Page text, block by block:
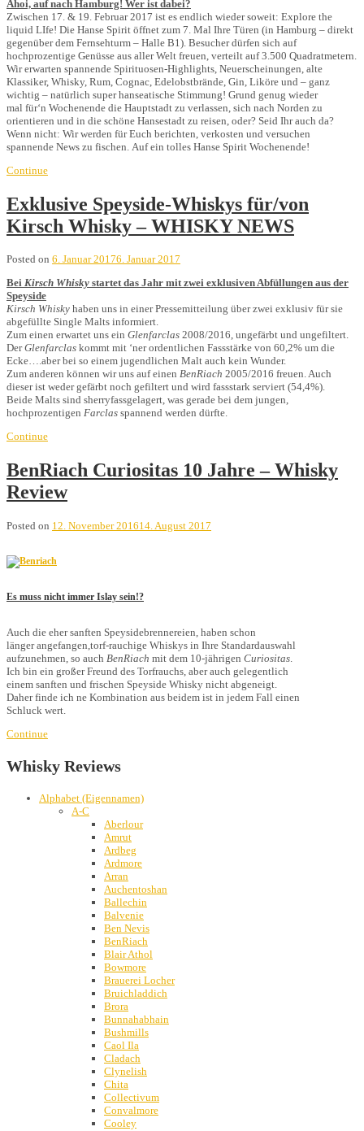
Ahoi, auf nach Hamburg! Wer ist dabei?
Zwischen 17. & 19. Februar 2017 ist es endlich wieder soweit: Explore the
liquid LIfe! Die Hanse Spirit öffnet zum 7. Mal Ihre Türen (in Hamburg – direkt
gegenüber dem Fernsehturm – Halle B1). Besucher dürfen sich auf
hochprozentige Genüsse aus aller Welt freuen, verteilt auf 3.500 Quadratmetern.
Wir erwarten spannende Spirituosen-Highlights, Neuerscheinungen, alte
Klassiker, Whisky, Rum, Cognac, Edelobstbrände, Gin, Liköre und – ganz
wichtig – natürlich super hanseatische Stimmung! Grund genug wieder
mal für‘n Wochenende die Hauptstadt zu verlassen, sich nach Norden zu
orientieren und in die schöne Hansestadt zu reisen, oder? Seid Ihr auch da?
Wenn nicht: Wir werden für Euch berichten, verkosten und versuchen
spannende News zu fischen. Auf ein tolles Hanse Spirit Wochenende!
Continue
Exklusive Speyside-Whiskys für/von
Kirsch Whisky – WHISKY NEWS
Posted on 6. Januar 20176. Januar 2017
Bei Kirsch Whisky startet das Jahr mit zwei exklusiven Abfüllungen aus der
Speyside
Kirsch Whisky haben uns in einer Pressemitteilung über zwei exklusiv für sie
abgefüllte Single Malts informiert.
Zum einen erwartet uns ein Glenfarclas 2008/2016, ungefärbt und ungefiltert.
DerGlenfarclas kommt mit ‘ner ordentlichen Fassstärke von 60,2% um die
Ecke….aber bei so einem jugendlichen Malt auch kein Wunder.
Zum anderen können wir uns auf einen BenRiach 2005/2016 freuen. Auch
dieser ist weder gefärbt noch gefiltert und wird fassstark serviert (54,4%).
Beide Malts sind sherryfassgelagert, was gerade bei dem jungen,
hochprozentigen Farclas spannend werden dürfte.
Continue
BenRiach Curiositas 10 Jahre – Whisky
Review
Posted on 12. November 201614. August 2017
Es muss nicht immer Islay sein!?
Auch die eher sanften Speysidebrennereien, haben schon
länger angefangen,torf-rauchige Whiskys in Ihre Standardauswahl
aufzunehmen, so auch BenRiach mit dem 10-jährigen Curiositas.
Ich bin ein großer Freund des Torfrauchs, aber auch gelegentlich
einem sanften und frischen Speyside Whisky nicht abgeneigt.
Daher finde ich ne Kombination aus beidem ist in jedem Fall einen
Schluck wert.
Continue
Whisky Reviews
Alphabet (Eigennamen)
A-C
Aberlour
Amrut
Ardbeg
Ardmore
Arran
Auchentoshan
Ballechin
Balvenie
Ben Nevis
BenRiach
Blair Athol
Bowmore
Brauerei Locher
Bruichladdich
Brora
Bunnahabhain
Bushmills
Caol Ila
Cladach
Clynelish
Chita
Collectivum
Convalmore
Cooley